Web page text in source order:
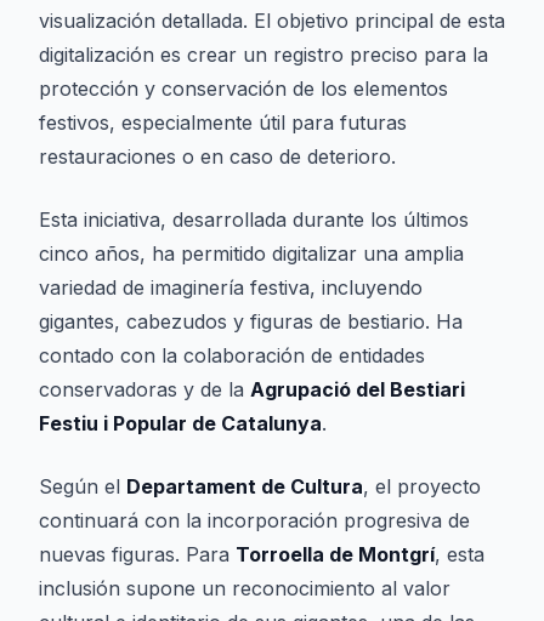
visualización detallada. El objetivo principal de esta
digitalización es crear un registro preciso para la
protección y conservación de los elementos
festivos, especialmente útil para futuras
restauraciones o en caso de deterioro.
Esta iniciativa, desarrollada durante los últimos
cinco años, ha permitido digitalizar una amplia
variedad de imaginería festiva, incluyendo
gigantes, cabezudos y figuras de bestiario. Ha
contado con la colaboración de entidades
conservadoras y de la Agrupació del Bestiari
Festiu i Popular de Catalunya.
Según el Departament de Cultura, el proyecto
continuará con la incorporación progresiva de
nuevas figuras. Para Torroella de Montgrí, esta
inclusión supone un reconocimiento al valor